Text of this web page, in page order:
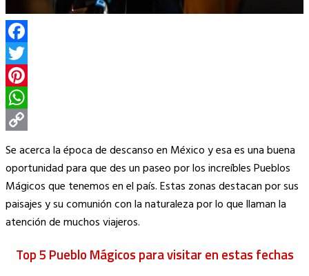
Facebook
Twitter
Pinterest
WhatsApp
Copy
Link
Se acerca la época de descanso en México y esa es una buena
oportunidad para que des un paseo por los increíbles Pueblos
Mágicos que tenemos en el país. Estas zonas destacan por sus
paisajes y su comunión con la naturaleza por lo que llaman la
atención de muchos viajeros.
Top 5 Pueblo Mágicos para visitar en estas fechas